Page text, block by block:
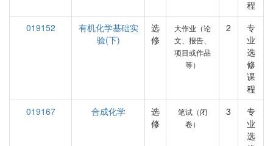
程
019152
有机化学基础实
验(下)
选
修
大作业（论
文、报告、
项目或作品
等）
2
专
业
选
修
课
程
019167
合成化学
选
修
笔试（闭
卷）
3
专
业
选